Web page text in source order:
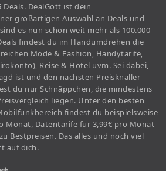
DealGott ist dein
großartigen Auswahl an Deals und
es nun schon weit mehr als 100.000
findest du im Handumdrehen die
Mode & Fashion, Handytarife,
Reise & Hotel uvm. Sei dabei,
ist und den nächsten Preisknaller
du nur Schnäppchen, die mindestens
liegen. Unter den besten
findest du beispielsweise
Monat, Datentarife für 3,99€ pro Monat
Bestpreisen. Das alles und noch viel
auf dich.